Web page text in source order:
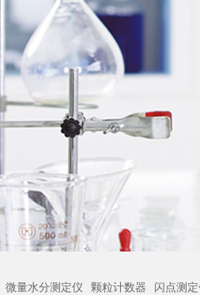
微量水分测定仪 颗粒计数器 闪点测